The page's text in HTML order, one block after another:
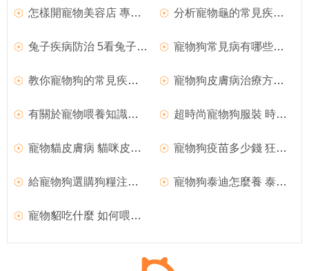
怎樣開寵物美容店 專業寵物美容師介紹 分析寵物龜的常見疾病及解決方法
兔子疾病防治 5看兔子健康狀況 寵物狗常見病有哪些及相關注意事項
教你寵物狗的常見疾病預防措施 寵物狗皮膚病治療方法 寵物狗疾病防預
有關於寵物喂養知識和注意事項 超時尚寵物狗服裝 時尚牛仔自制方法
寵物貓皮膚病 貓咪皮膚病有哪些 寵物狗疫苗多少錢 狂犬疫苗分析
給寵物狗選購狗糧注意事項 寵物狗泰迪怎麼養 泰迪犬飼養方法
寵物貂吃什麼 如何喂養寵物貂